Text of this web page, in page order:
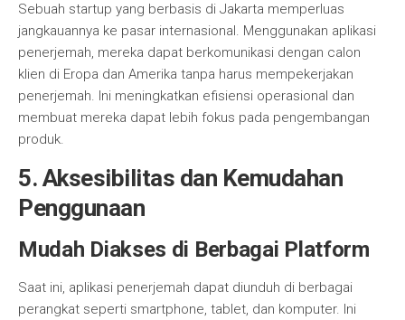
Sebuah startup yang berbasis di Jakarta memperluas
jangkauannya ke pasar internasional. Menggunakan aplikasi
penerjemah, mereka dapat berkomunikasi dengan calon
klien di Eropa dan Amerika tanpa harus mempekerjakan
penerjemah. Ini meningkatkan efisiensi operasional dan
membuat mereka dapat lebih fokus pada pengembangan
produk.
5. Aksesibilitas dan Kemudahan
Penggunaan
Mudah Diakses di Berbagai Platform
Saat ini, aplikasi penerjemah dapat diunduh di berbagai
perangkat seperti smartphone, tablet, dan komputer. Ini